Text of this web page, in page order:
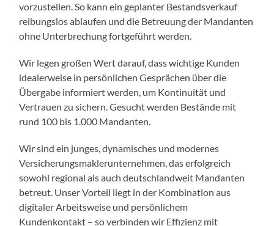
vorzustellen. So kann ein geplanter Bestandsverkauf
reibungslos ablaufen und die Betreuung der Mandanten
ohne Unterbrechung fortgeführt werden.
Wir legen großen Wert darauf, dass wichtige Kunden
idealerweise in persönlichen Gesprächen über die
Übergabe informiert werden, um Kontinuität und
Vertrauen zu sichern. Gesucht werden Bestände mit
rund 100 bis 1.000 Mandanten.
Wir sind ein junges, dynamisches und modernes
Versicherungsmaklerunternehmen, das erfolgreich
sowohl regional als auch deutschlandweit Mandanten
betreut. Unser Vorteil liegt in der Kombination aus
digitaler Arbeitsweise und persönlichem
Kundenkontakt – so verbinden wir Effizienz mit